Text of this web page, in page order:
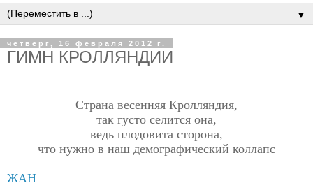
▼
четверг, 16 февраля 2012 г.
ГИМН КРОЛЛЯНДИИ
Страна весенняя Кролляндия,
так густо селится она,
ведь плодовита сторона,
что нужно в наш демографический коллапс
ЖАН